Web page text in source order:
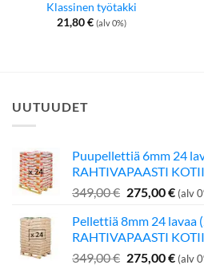
Klassinen työtakki
21,80€ (alv 0%)
UUTUUDET
Puupellettiä 6mm 24
RAHTIVAPAASTI
349,00€ Alkuperäinen
oli:
349,00 €.
275,00€
on:
(alv
Pellettiä 8mm 24 lavaa
RAHTIVAPAASTI
349,00€ Alkuperäinen
275,00€ (alv